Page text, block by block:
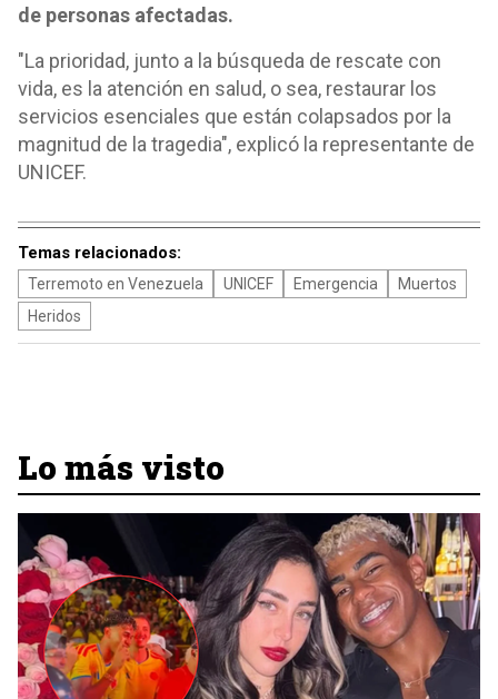
de personas afectadas.
"La prioridad, junto a la búsqueda de rescate con
vida, es la atención en salud, o sea, restaurar los
servicios esenciales que están colapsados por la
magnitud de la tragedia", explicó la representante de
UNICEF.
Temas relacionados:
Terremoto en Venezuela UNICEF Emergencia
Muertos
Heridos
Lo más visto